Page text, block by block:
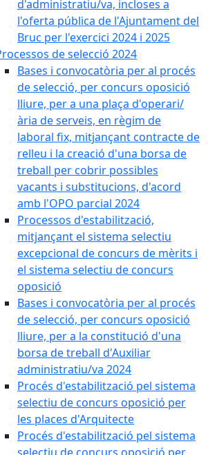
d'administratiu/va, incloses a
l'oferta pública de l'Ajuntament del
Bruc per l'exercici 2024 i 2025
de selecció 2024
Bases i convocatòria per al procés
de selecció, per concurs oposició
lliure, per a una plaça d'operari/
ària de serveis, en règim de
laboral fix, mitjançant contracte de
relleu i la creació d'una borsa de
treball per cobrir possibles
vacants i substitucions, d'acord
amb l'OPO parcial 2024
Processos d'estabilització,
mitjançant el sistema selectiu
excepcional de concurs de mèrits i
el sistema selectiu de concurs
oposició
Bases i convocatòria per al procés
de selecció, per concurs oposició
lliure, per a la constitució d'una
borsa de treball d'Auxiliar
administratiu/va 2024
Procés d'estabilització pel sistema
selectiu de concurs oposició per
les places d'Arquitecte
Procés d'estabilització pel sistema